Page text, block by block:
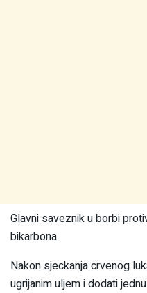
Glavni saveznik u borbi
bikarbona.
Nakon sjeckanja crvenog
ugrijanim uljem i dodati